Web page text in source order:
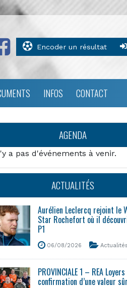
Encoder un résultat
INFOS CONTACT
AGENDA
a pas d'événements à venir.
ACTUALITÉS
Aurélien Leclercq rejoint le
Star Rochefort où il
P1
06/08/2026 Actualités
PROVINCIALE 1 – REA
confirmation d’une valeur